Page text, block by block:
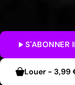
S'ABONNER
Louer - 3,99